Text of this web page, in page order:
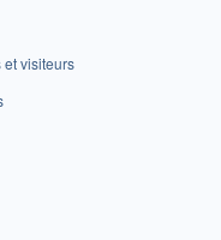
visiteurs